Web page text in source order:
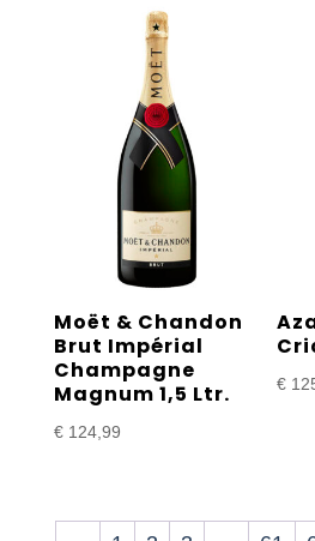
Moët & Chandon
Brut Impérial
Champagne
Magnum 1,5 Ltr.
€124,99
€